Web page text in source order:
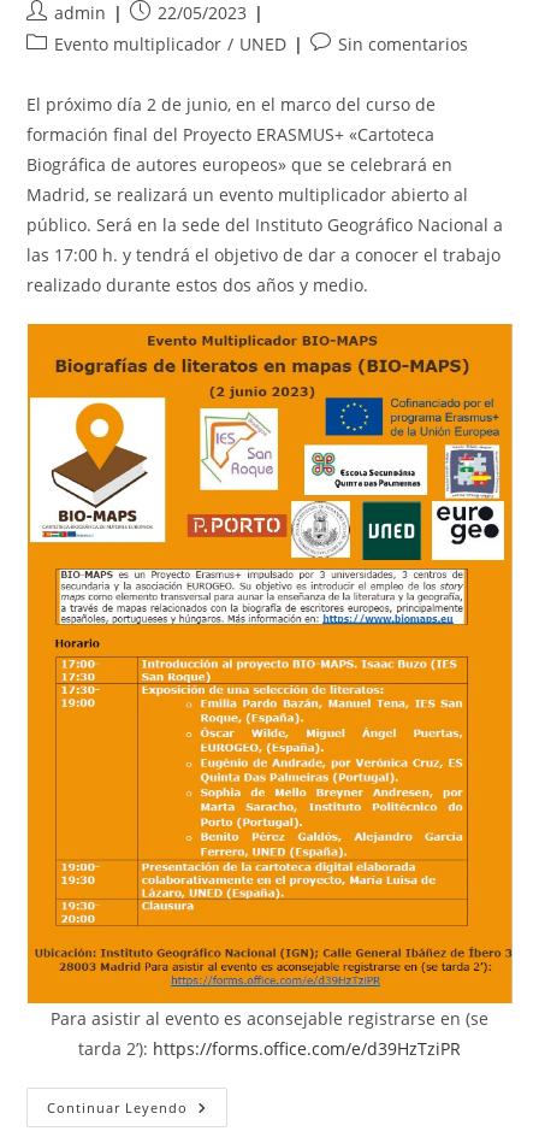
Autor
de
admin
Publicación
de
22/05/2023
Categoría
la
entrada:
Evento multiplicador / UNED
Comentarios
entrada:
Sin comentarios
El próximo día 2 de junio, en el marco del curso de
formación final del Proyecto ERASMUS+ «Cartoteca
Biográfica de autores europeos» que se celebrará en
Madrid, se realizará un evento multiplicador abierto al
público. Será en la sede del Instituto Geográfico Nacional a
las 17:00 h. y tendrá el objetivo de dar a conocer el trabajo
realizado durante estos dos años y medio.
Para asistir al evento es aconsejable registrarse en (se
tarda 2’): https://forms.office.com/e/d39HzTziPR
Continuar Leyendo Evento
Multiplicador